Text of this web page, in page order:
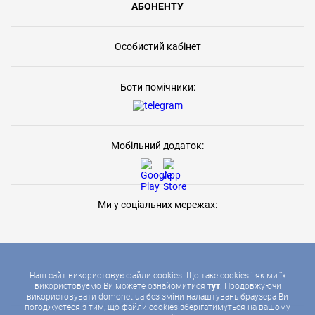
Наш сайт використовує файли cookies. Що таке cookies і як ми їх
використовуємо Ви можете ознайомитися тут. Продовжуючи
використовувати domonet.ua без зміни налаштувань браузера Ви
погоджуєтеся з тим, що файли cookies зберігатимуться на вашому
АБОНЕНТУ
Особистий кабінет
Боти помічники:
Мобільний додаток:
Ми у соціальних мережах:
2026 © ДОМОНЕТ, УСІ ПРАВА ЗАХИЩЕНІ